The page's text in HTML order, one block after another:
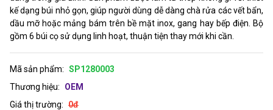
kế dạng búi nhỏ gọn, giúp người dùng dễ dàng chà rửa các vết bẩn,
dầu mỡ hoặc mảng bám trên bề mặt inox, gang hay bếp điện. Bộ
gồm 6 búi cọ sử dụng linh hoạt, thuận tiện thay mới khi cần.
Mã sản phẩm: SP1280003
Thương hiệu:
OEM
Giá thị trường: 0đ